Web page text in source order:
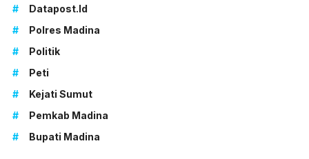
#
Datapost.id
#
Polres Madina
#
Politik
#
Peti
#
Kejati Sumut
#
Pemkab Madina
#
Bupati Madina